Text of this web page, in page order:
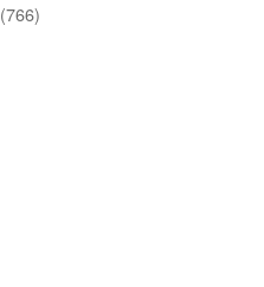
(766)